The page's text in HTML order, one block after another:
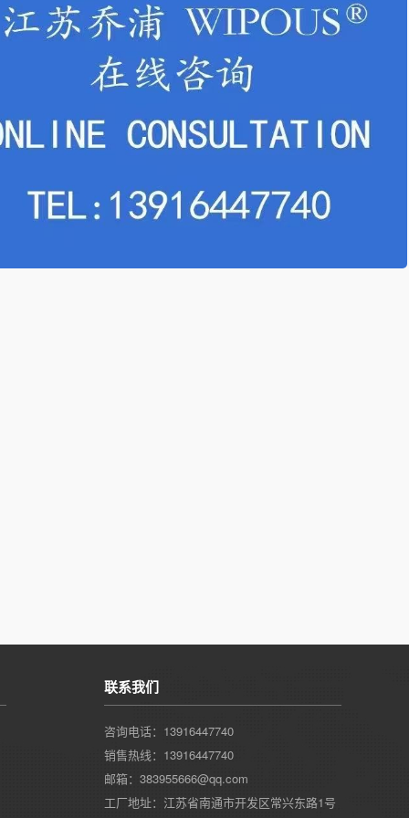
联系我们
咨询电话：13916447740
销售热线：13916447740
邮箱：383955666@qq.com
工厂地址：江苏省南通市开发区常兴东路1号